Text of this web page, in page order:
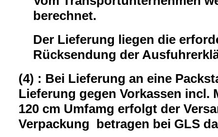
berechnet.
Der Lieferung liegen die
Rücksendung der
(4) : Bei Lieferung an eine
Lieferung gegen Vorkassen incl.
120 cm Umfamg erfolgt der
Verpackung betragen bei GLS